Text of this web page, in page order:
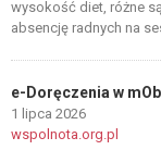
wysokość diet, różne
absencję radnych na
e-Doręczenia w
1 lipca 2026
wspolnota.org.pl